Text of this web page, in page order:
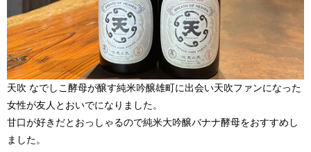
天吹 なでしこ酵母が醸す純米吟醸雄町に出会い天吹ファンになった
女性が友人とおいでになりました。
甘口が好きだとおっしゃるので純米大吟醸バナナ酵母をおすすめし
ました。